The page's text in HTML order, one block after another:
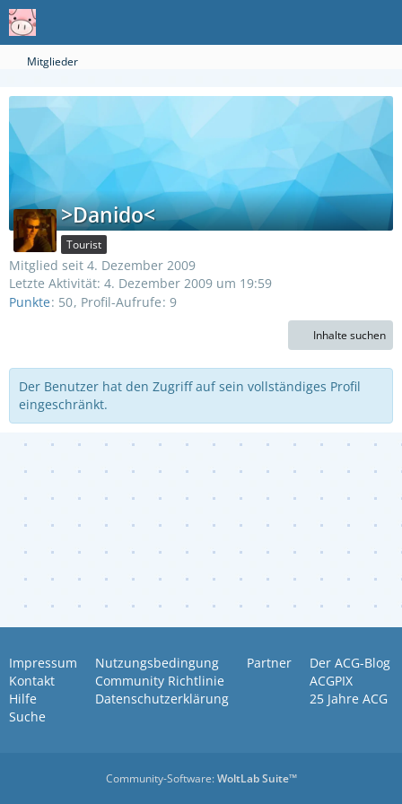
Mitglieder
>Danido<
Tourist
Mitglied seit 4. Dezember 2009
Letzte Aktivität: 4. Dezember 2009 um 19:59
Punkte 50 Profil-Aufrufe 9
Inhalte suchen
Der Benutzer hat den Zugriff auf sein vollständiges Profil
eingeschränkt.
Impressum
Kontakt
Hilfe
Suche
Nutzungsbedingung
Community Richtlinie
Datenschutzerklärung
Partner
Der ACG-Blog
ACGPIX
25 Jahre ACG
Community-Software:WoltLab Suite™